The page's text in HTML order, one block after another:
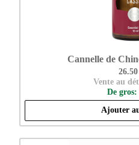
Cannelle de
Vente au
De gros:
Ajouter